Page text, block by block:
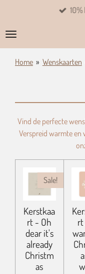
naar
de
hoofdinhoud
Home » Wenskaarten
Vind de perfecte
Verspreid warmte en
Sale!
Kerstkaa
rt - Oh
dear it's
already
Christm
as
rt